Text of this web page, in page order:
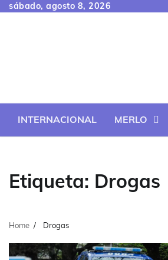
Skipsábado, agosto 8, 2026
INTERNACIONAL MERLO
Etiqueta: Drogas
Home Drogas